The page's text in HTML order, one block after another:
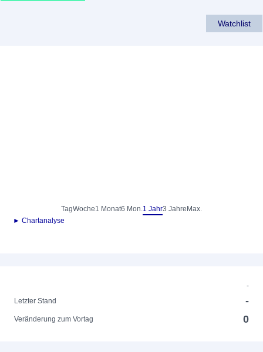
Watchlist
TagWoche1 Monat6 Mon.1 Jahr3 Jahre Max.
► Chartanalyse
-
Letzter Stand
-
Veränderung zum Vortag 0